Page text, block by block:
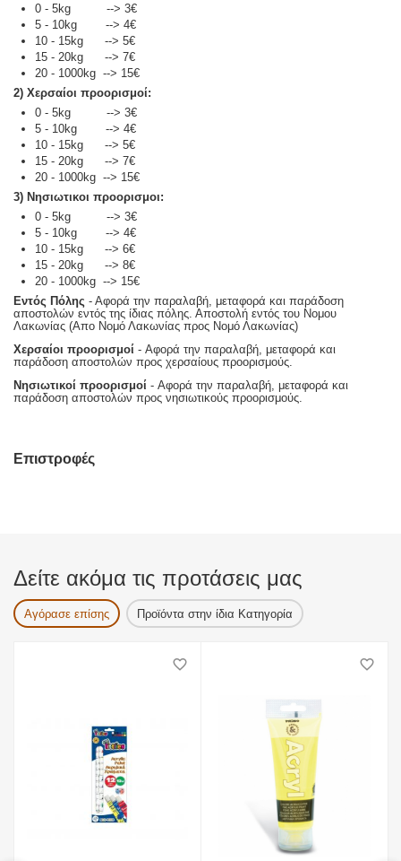
0 - 5kg --> 3€
5 - 10kg --> 4€
10 - 15kg --> 5€
15 - 20kg --> 7€
20 - 1000kg --> 15€
2) Χερσαίοι προορισμοί:
0 - 5kg --> 3€
5 - 10kg --> 4€
10 - 15kg --> 5€
15 - 20kg --> 7€
20 - 1000kg --> 15€
3) Νησιωτικοι προορισμοι:
0 - 5kg --> 3€
5 - 10kg --> 4€
10 - 15kg --> 6€
15 - 20kg --> 8€
20 - 1000kg --> 15€
Εντός Πόλης - Αφορά την παραλαβή, μεταφορά και παράδοση
αποστολών εντός της ίδιας πόλης. Αποστολή εντός του Νομου
Λακωνίας (Απο Νομό Λακωνίας προς Νομό Λακωνίας)
Χερσαίοι προορισμοί - Αφορά την παραλαβή, μεταφορά και
παράδοση αποστολών προς χερσαίους προορισμούς.
Νησιωτικοί προορισμοί - Αφορά την παραλαβή, μεταφορά και
παράδοση αποστολών προς νησιωτικούς προορισμούς.
Επιστροφές
Δείτε ακόμα τις προτάσεις μας
Αγόρασε επίσης Προϊόντα στην ίδια Κατηγορία